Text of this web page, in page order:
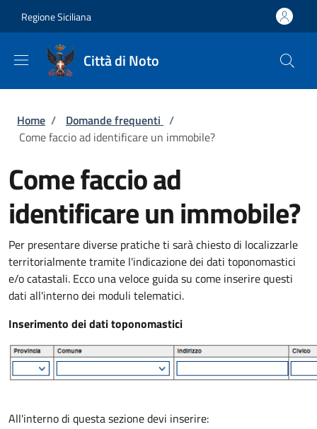
Regione Siciliana
Città di Noto
Briciole di pane
Home / Domande frequenti /
Come faccio ad identificare un immobile?
Come faccio ad
identificare un immobile?
Per presentare diverse pratiche ti sarà chiesto di localizzarle
territorialmente tramite l'indicazione dei dati toponomastici
e/o catastali. Ecco una veloce guida su come inserire questi
dati all'interno dei moduli telematici.
Inserimento dei dati toponomastici
All'interno di questa sezione devi inserire: